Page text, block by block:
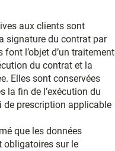
aux clients sont
signature du contrat par
font l’objet d’un traitement
du contrat et la
Elles sont conservées
la fin de l’exécution du
de prescription applicable
que les données
obligatoires sur le